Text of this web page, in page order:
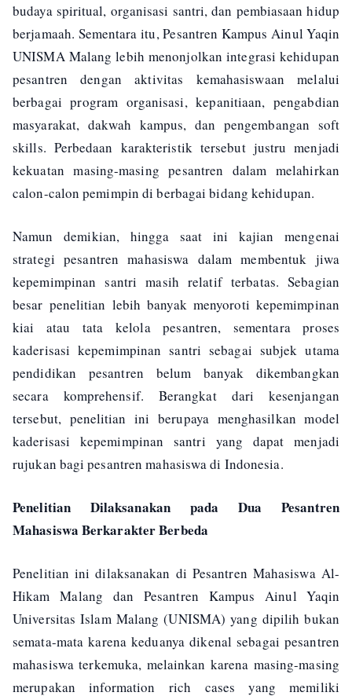
budaya spiritual, organisasi santri, dan pembiasaan hidup
berjamaah. Sementara itu, Pesantren Kampus Ainul Yaqin
UNISMA Malang lebih menonjolkan integrasi kehidupan
pesantren dengan aktivitas kemahasiswaan melalui
berbagai program organisasi, kepanitiaan, pengabdian
masyarakat, dakwah kampus, dan pengembangan soft
skills. Perbedaan karakteristik tersebut justru menjadi
kekuatan masing-masing pesantren dalam melahirkan
calon-calon pemimpin di berbagai bidang kehidupan.
Namun demikian, hingga saat ini kajian mengenai
strategi pesantren mahasiswa dalam membentuk jiwa
kepemimpinan santri masih relatif terbatas. Sebagian
besar penelitian lebih banyak menyoroti kepemimpinan
kiai atau tata kelola pesantren, sementara proses
kaderisasi kepemimpinan santri sebagai subjek utama
pendidikan pesantren belum banyak dikembangkan
secara komprehensif. Berangkat dari kesenjangan
tersebut, penelitian ini berupaya menghasilkan model
kaderisasi kepemimpinan santri yang dapat menjadi
rujukan bagi pesantren mahasiswa di Indonesia.
Penelitian Dilaksanakan pada Dua Pesantren
Mahasiswa Berkarakter Berbeda
Penelitian ini dilaksanakan di Pesantren Mahasiswa Al-
Hikam Malang dan Pesantren Kampus Ainul Yaqin
Universitas Islam Malang (UNISMA) yang dipilih bukan
semata-mata karena keduanya dikenal sebagai pesantren
mahasiswa terkemuka, melainkan karena masing-masing
merupakan information rich cases yang memiliki